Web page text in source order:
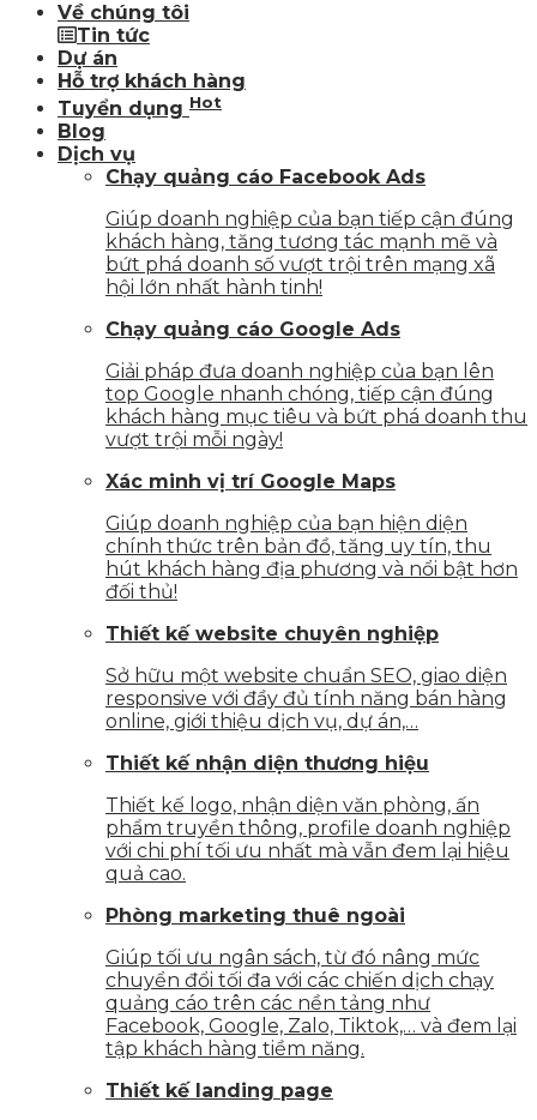
Về chúng tôi
Tin tức
Dự án
Hỗ trợ khách hàng
Tuyển dụng Hot
Blog
Dịch vụ
Chạy quảng cáo Facebook Ads
Giúp doanh nghiệp của bạn tiếp cận đúng
khách hàng, tăng tương tác mạnh mẽ và
bứt phá doanh số vượt trội trên mạng xã
hội lớn nhất hành tinh!
Chạy quảng cáo Google Ads
Giải pháp đưa doanh nghiệp của bạn lên
top Google nhanh chóng, tiếp cận đúng
khách hàng mục tiêu và bứt phá doanh thu
vượt trội mỗi ngày!
Xác minh vị trí Google Maps
Giúp doanh nghiệp của bạn hiện diện
chính thức trên bản đồ, tăng uy tín, thu
hút khách hàng địa phương và nổi bật hơn
đối thủ!
Thiết kế website chuyên nghiệp
Sở hữu một website chuẩn SEO, giao diện
responsive với đầy đủ tính năng bán hàng
online, giới thiệu dịch vụ, dự án,…
Thiết kế nhận diện thương hiệu
Thiết kế logo, nhận diện văn phòng, ấn
phẩm truyền thông, profile doanh nghiệp
với chi phí tối ưu nhất mà vẫn đem lại hiệu
quả cao.
Phòng marketing thuê ngoài
Giúp tối ưu ngân sách, từ đó nâng mức
chuyển đổi tối đa với các chiến dịch chạy
quảng cáo trên các nền tảng như
Facebook, Google, Zalo, Tiktok,… và đem lại
tập khách hàng tiềm năng.
Thiết kế landing page